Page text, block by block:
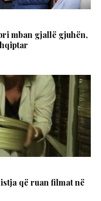
mban gjallë gjuhën,
që ruan filmat në